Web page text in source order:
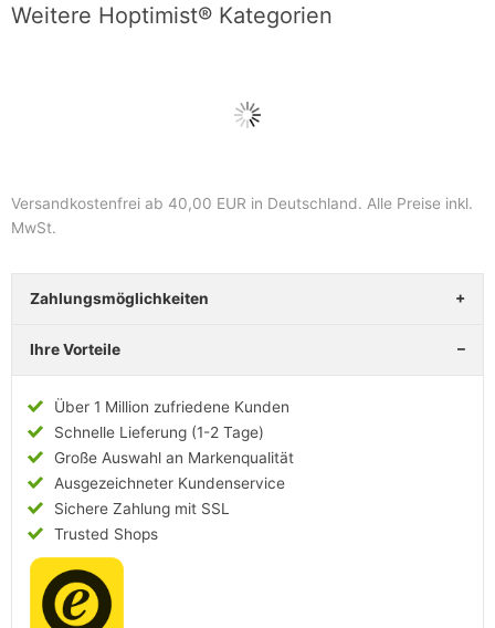
Weitere Hoptimist® Kategorien
Versandkostenfrei ab 40,00 EUR in Deutschland. Alle Preise inkl.
MwSt.
Zahlungsmöglichkeiten
Ihre Vorteile
Über 1 Million zufriedene Kunden
Schnelle Lieferung (1-2 Tage)
Große Auswahl an Markenqualität
Ausgezeichneter Kundenservice
Sichere Zahlung mit SSL
Trusted Shops